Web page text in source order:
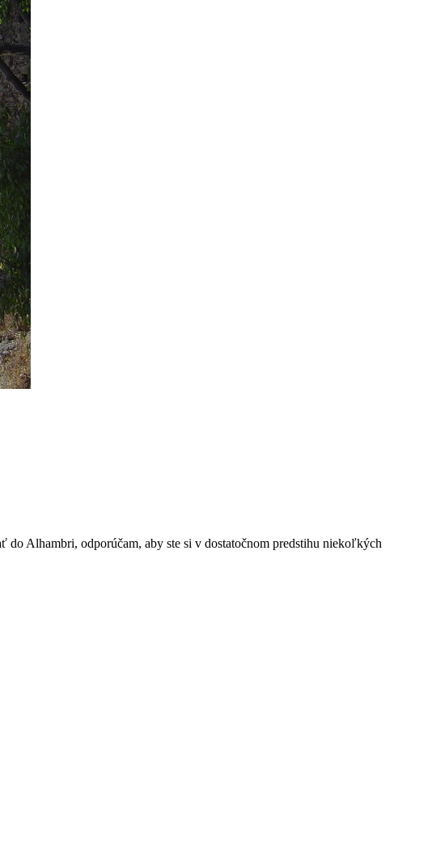
do Alhambri, odporúčam, aby ste si v dostatočnom predstihu niekoľkých